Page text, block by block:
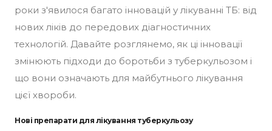
роки з'явилося багато інновацій у лікуванні ТБ: від
нових ліків до передових діагностичних
технологій. Давайте розглянемо, як ці інновації
змінюють підходи до боротьби з туберкульозом і
що вони означають для майбутнього лікування
цієї хвороби.
Нові препарати для лікування туберкульозу